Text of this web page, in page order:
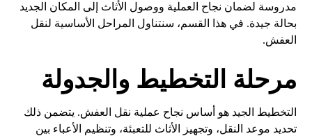
مدروسة لضمان نجاح العملية ووصول الأثاث إلى المكان الجديد
بحالة جيدة. في هذا القسم، سنتناول المراحل الأساسية لنقل
العفش.
مرحلة التخطيط والجدولة
التخطيط الجيد هو أساس نجاح عملية نقل العفش. يتضمن ذلك
تحديد موعد النقل، وتجهيز الأثاث للتعبئة، وتنظيم الأعباء بين